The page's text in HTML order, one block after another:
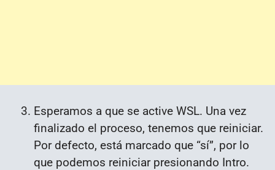
Esperamos a que se active WSL. Una vez
finalizado el proceso, tenemos que reiniciar.
Por defecto, está marcado que “sí”, por lo
que podemos reiniciar presionando Intro.